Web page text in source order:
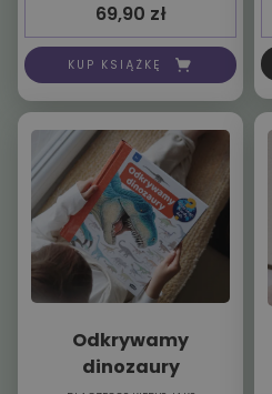
69,90 zł
KUP KSIĄŻKĘ
Odkrywamy
dinozaury